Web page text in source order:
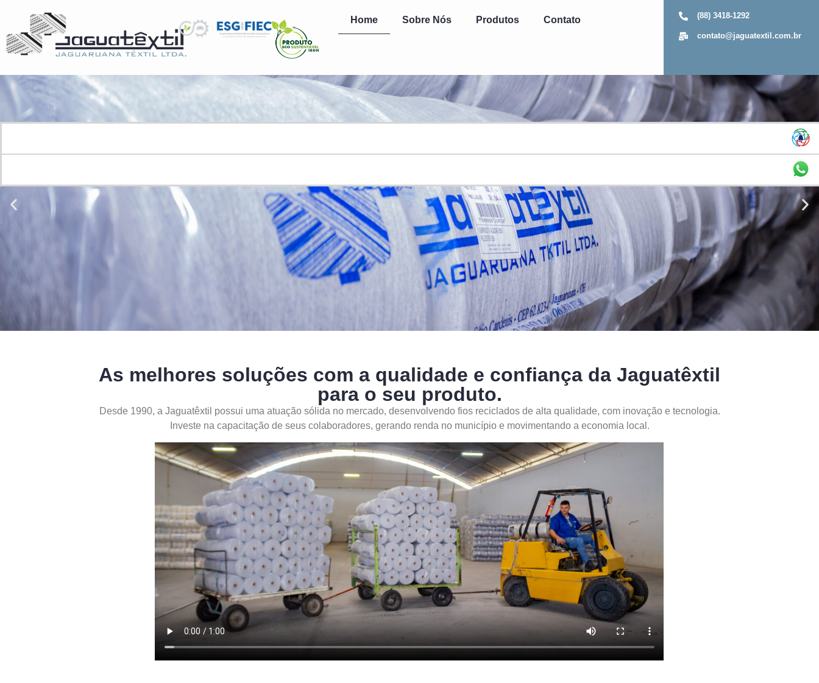
Home Sobre Nós Produtos Contato (88) 3418-1292
contato@jaguatextil.com.br
As melhores soluções com a qualidade e confiança da Jaguatêxtil
para o seu produto.
Desde 1990, a Jaguatêxtil possui uma atuação sólida no mercado, desenvolvendo fios reciclados de alta qualidade, com inovação e tecnologia.
Investe na capacitação de seus colaboradores, gerando renda no município e movimentando a economia local.